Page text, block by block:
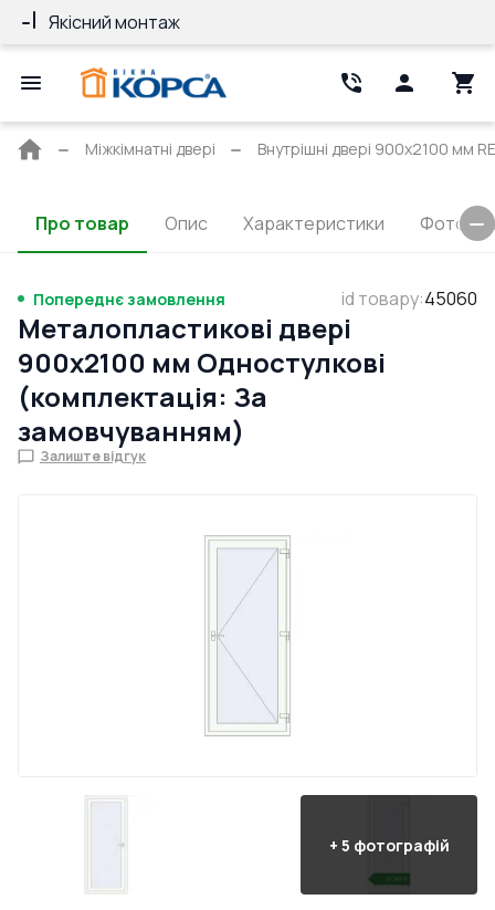
Якісний монтаж
Головна
Міжкімнатні двері Внутрішні двері 900x2100 мм
Про товар Опис Характеристики Фото та
Попереднє замовлення id товару:45060
Металопластикові двері
900x2100 мм Одностулкові
(комплектація: За
замовчуванням)
Залиште відгук
+ 5 фотографій